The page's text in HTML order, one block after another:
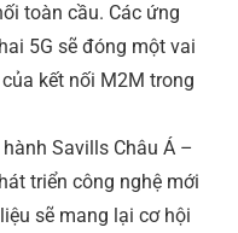
toàn cầu. Các ứng
5G sẽ đóng một vai
kết nối M2M trong
Savills Châu Á –
triển công nghệ mới
sẽ mang lại cơ hội